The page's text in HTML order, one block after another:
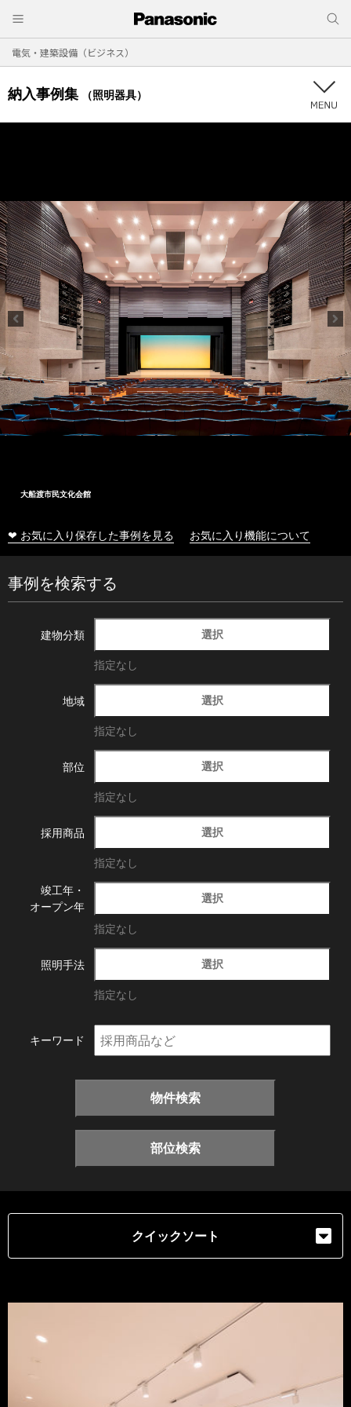
電気・建築設備（ビジネス）
納入事例集 （照明器具）
大船渡市民文化会館
❤ お気に入り保存した事例を見る お気に入り機能について
事例を検索する
建物分類 選択
指定なし
地域 選択
指定なし
部位 選択
指定なし
採用商品 選択
指定なし
竣工年・
オープン年
選択
指定なし
照明手法 選択
指定なし
キーワード
物件検索
部位検索
クイックソート